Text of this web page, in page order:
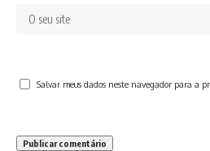
Salvar meus dados neste navegador para a